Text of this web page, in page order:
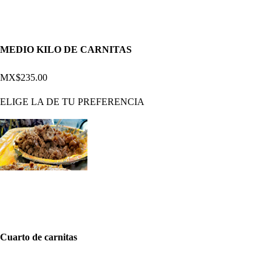
MEDIO KILO DE CARNITAS
MX$235.00
ELIGE LA DE TU PREFERENCIA
Cuarto de carnitas